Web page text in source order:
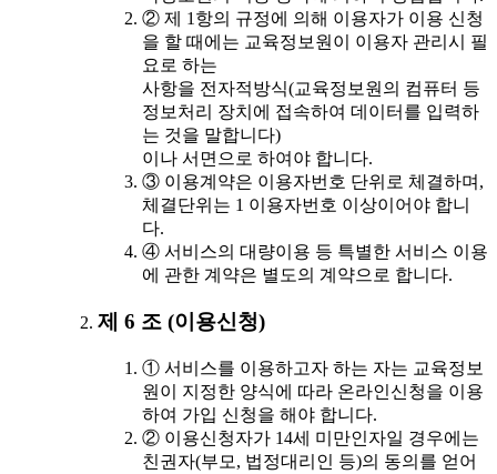
② 제 1항의 규정에 의해 이용자가 이용 신청
을 할 때에는 교육정보원이 이용자 관리시 필
요로 하는
사항을 전자적방식(교육정보원의 컴퓨터 등
정보처리 장치에 접속하여 데이터를 입력하
는 것을 말합니다)
이나 서면으로 하여야 합니다.
③ 이용계약은 이용자번호 단위로 체결하며,
체결단위는 1 이용자번호 이상이어야 합니
다.
④ 서비스의 대량이용 등 특별한 서비스 이용
에 관한 계약은 별도의 계약으로 합니다.
제 6 조 (이용신청)
① 서비스를 이용하고자 하는 자는 교육정보
원이 지정한 양식에 따라 온라인신청을 이용
하여 가입 신청을 해야 합니다.
② 이용신청자가 14세 미만인자일 경우에는
친권자(부모, 법정대리인 등)의 동의를 얻어